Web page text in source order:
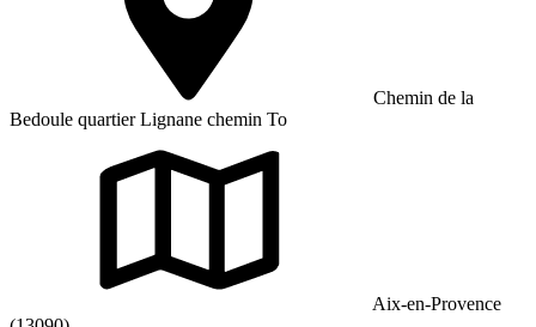
Chemin de la
Bedoule quartier Lignane chemin To
Aix-en-Provence